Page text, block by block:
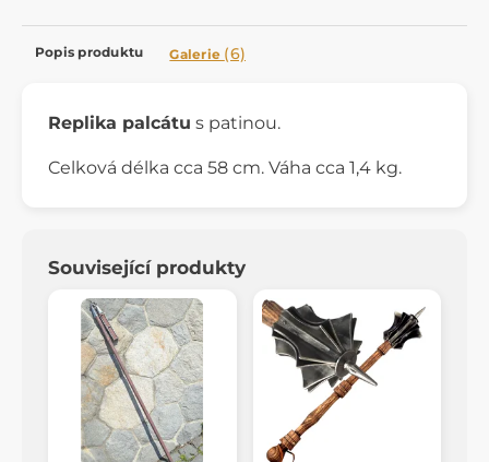
Popis produktu Galerie (6)
Replika palcátu s patinou.
Celková délka cca 58 cm. Váha cca 1,4 kg.
Související produkty